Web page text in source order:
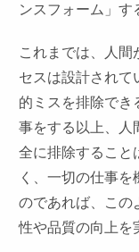
ンスフォーム」す
これまでは、人間
セスは設計されて
的ミスを排除でき
事をする以上、人
全に排除すること
く、一切の仕事
のであれば、この
性や品質の向上を